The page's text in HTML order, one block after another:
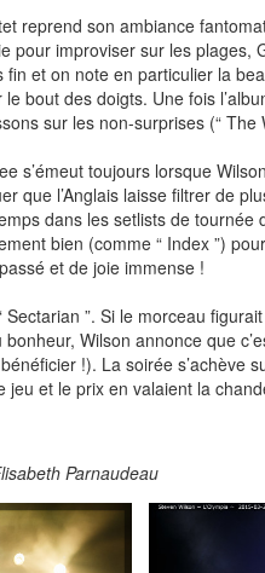
reprend son ambiance
pour improviser sur les plages,
fin et on note en particulier la
bout des doigts. Une fois
sur les non-surprises (“
s’émeut toujours lorsque
que l’Anglais laisse filtrer de
dans les setlists de tournée
bien (comme “ Index ”)
et de joie immense !
Sectarian ”. Si le morceau
Wilson annonce que
!). La soirée s’achève
et le prix en valaient la
Parnaudeau